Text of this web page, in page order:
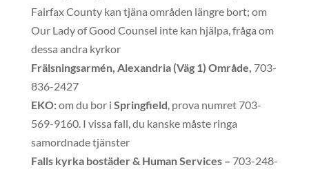
Fairfax County kan tjäna områden längre bort; om
Our Lady of Good Counsel inte kan hjälpa, fråga om
dessa andra kyrkor
Frälsningsarmén, Alexandria (Väg 1) Område, 703-
836-2427
EKO:om du bor i Springfield, prova numret 703-
569-9160. I vissa fall, du kanske måste ringa
samordnade tjänster
Falls kyrka bostäder & Human Services – 703-248-